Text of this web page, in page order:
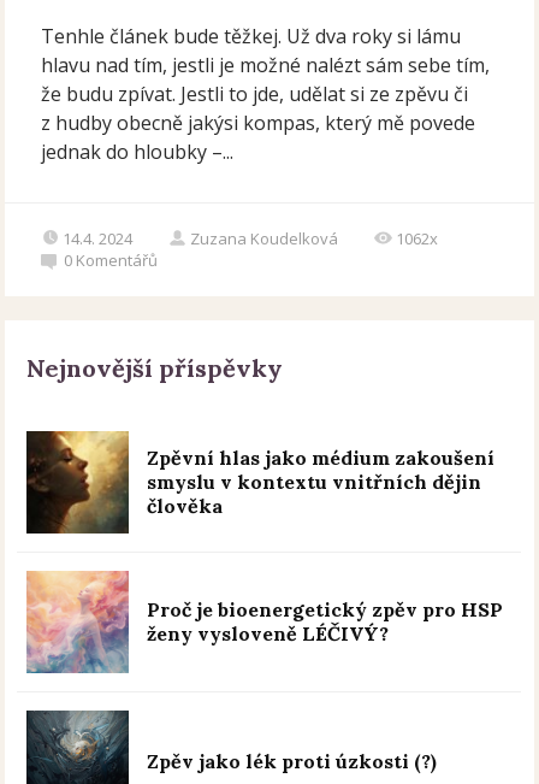
Tenhle článek bude těžkej. Už dva roky si lámu
hlavu nad tím, jestli je možné nalézt sám sebe tím,
že budu zpívat. Jestli to jde, udělat si ze zpěvu či
z hudby obecně jakýsi kompas, který mě povede
jednak do hloubky –...
14.4. 2024 Zuzana Koudelková
1062x
0 Komentářů
Nejnovější příspěvky
Zpěvní hlas jako médium zakoušení
smyslu v kontextu vnitřních dějin
člověka
Proč je bioenergetický zpěv pro HSP
ženy vysloveně LÉČIVÝ?
Zpěv jako lék proti úzkosti (?)